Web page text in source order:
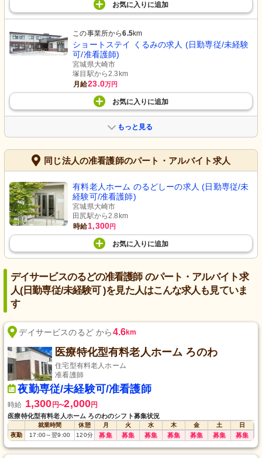
お気に入り に追加
この事業所から6.5km
ショートステイ くるみの求人 (日勤専従/未経験
可/准看護師)
宮城県大崎市
塚目駅から2.3km
月給23.0万円
お気に入り に追加
もっと見る
同じ法人の准看護師のパート・アルバイト求人
有料老人ホーム のるどしーの求人 (日勤専従/未
経験可/准看護師)
宮城県大崎市
田尻駅から2.8km
時給1,300円
お気に入り に追加
デイサービスのるどの准看護師 のパート・アルバイト求
人(日勤専従/未経験可 )を見た人はこんな求人も見ていま
す
デイサービスのるど から4.6km
医療特化型有料老人ホーム ろのわ
住宅型有料老人ホーム
准看護師
夜勤専従/未経験可/准看護師
時給 1,300 円〜2,000円
医療特化型有料老人ホーム ろのわのシフト募集状況
就業時間 休憩 月 火 水 木 金 土
日
夜勤
17:00～翌9:00 120分 募集 募集 募集 募集 募集 募集 募集